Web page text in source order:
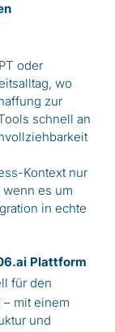
oder
wo
zur
schnell an
Kontext nur
es um
in echte
Plattform
für den
mit einem
und